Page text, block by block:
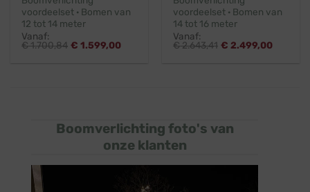
voordeelset · Bomen van
12 tot 14 meter
Vanaf:
€1.700,84 € 1.599,00
voordeelset · Bomen van
14 tot 16 meter
Vanaf:
€2.643,41 € 2.499,00
Boomverlichting foto's van
onze klanten